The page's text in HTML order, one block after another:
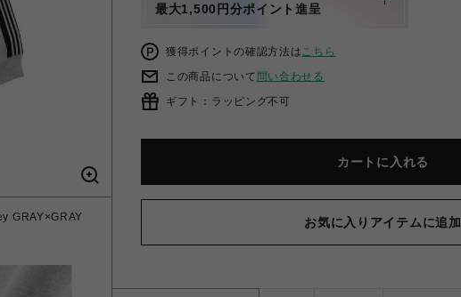
GRAY×GRAY
最大1,500円分ポイント進呈
獲得ポイントの確認方法はこちら
この商品について 問い合わせる
ギフト：ラッピング不可
カートに入れる
お気に入りアイテムに追加